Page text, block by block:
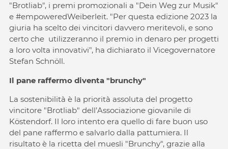
"Brotliab", i premi promozionali a "Dein Weg zur Musik"
e #empoweredWeiberleit. "Per questa edizione 2023 la
giuria ha scelto dei vincitori davvero meritevoli, e sono
certo che utilizzeranno il premio in denaro per progetti
a loro volta innovativi", ha dichiarato il Vicegovernatore
Stefan Schnöll.
Il pane raffermo diventa "brunchy"
La sostenibilità è la priorità assoluta del progetto
vincitore "Brotliab" dell’Associazione giovanile di
Köstendorf. Il loro intento era quello di fare buon uso
del pane raffermo e salvarlo dalla pattumiera. Il
risultato è la ricetta del muesli "Brunchy", grazie alla